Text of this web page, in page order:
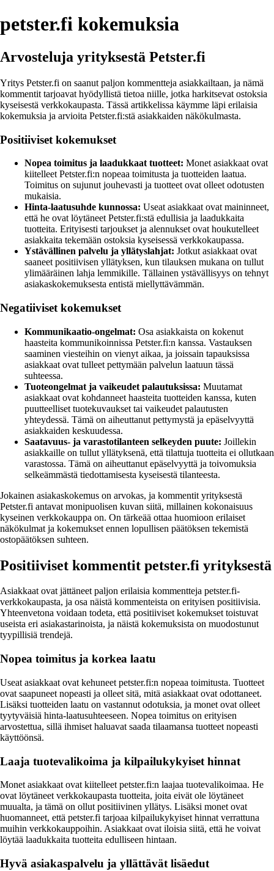
petster.fi kokemuksia
Arvosteluja yrityksestä Petster.fi
Yritys Petster.fi on saanut paljon kommentteja asiakkailtaan, ja nämä
kommentit tarjoavat hyödyllistä tietoa niille, jotka harkitsevat ostoksia
kyseisestä verkkokaupasta. Tässä artikkelissa käymme läpi erilaisia
kokemuksia ja arvioita Petster.fi:stä asiakkaiden näkökulmasta.
Positiiviset kokemukset
Nopea toimitus ja laadukkaat tuotteet: Monet asiakkaat ovat
kiitelleet Petster.fi:n nopeaa toimitusta ja tuotteiden laatua.
Toimitus on sujunut jouhevasti ja tuotteet ovat olleet odotusten
mukaisia.
Hinta-laatusuhde kunnossa: Useat asiakkaat ovat maininneet,
että he ovat löytäneet Petster.fi:stä edullisia ja laadukkaita
tuotteita. Erityisesti tarjoukset ja alennukset ovat houkutelleet
asiakkaita tekemään ostoksia kyseisessä verkkokaupassa.
Ystävällinen palvelu ja yllätyslahjat: Jotkut asiakkaat ovat
saaneet positiivisen yllätyksen, kun tilauksen mukana on tullut
ylimääräinen lahja lemmikille. Tällainen ystävällisyys on tehnyt
asiakaskokemuksesta entistä miellyttävämmän.
Negatiiviset kokemukset
Kommunikaatio-ongelmat: Osa asiakkaista on kokenut
haasteita kommunikoinnissa Petster.fi:n kanssa. Vastauksen
saaminen viesteihin on vienyt aikaa, ja joissain tapauksissa
asiakkaat ovat tulleet pettymään palvelun laatuun tässä
suhteessa.
Tuoteongelmat ja vaikeudet palautuksissa: Muutamat
asiakkaat ovat kohdanneet haasteita tuotteiden kanssa, kuten
puutteelliset tuotekuvaukset tai vaikeudet palautusten
yhteydessä. Tämä on aiheuttanut pettymystä ja epäselvyyttä
asiakkaiden keskuudessa.
Saatavuus- ja varastotilanteen selkeyden puute: Joillekin
asiakkaille on tullut yllätyksenä, että tilattuja tuotteita ei ollutkaan
varastossa. Tämä on aiheuttanut epäselvyyttä ja toivomuksia
selkeämmästä tiedottamisesta kyseisestä tilanteesta.
Jokainen asiakaskokemus on arvokas, ja kommentit yrityksestä
Petster.fi antavat monipuolisen kuvan siitä, millainen kokonaisuus
kyseinen verkkokauppa on. On tärkeää ottaa huomioon erilaiset
näkökulmat ja kokemukset ennen lopullisen päätöksen tekemistä
ostopäätöksen suhteen.
Positiiviset kommentit petster.fi yrityksestä
Asiakkaat ovat jättäneet paljon erilaisia kommentteja petster.fi-
verkkokaupasta, ja osa näistä kommenteista on erityisen positiivisia.
Yhteenvetona voidaan todeta, että positiiviset kokemukset toistuvat
useista eri asiakastarinoista, ja näistä kokemuksista on muodostunut
tyypillisiä trendejä.
Nopea toimitus ja korkea laatu
Useat asiakkaat ovat kehuneet petster.fi:n nopeaa toimitusta. Tuotteet
ovat saapuneet nopeasti ja olleet sitä, mitä asiakkaat ovat odottaneet.
Lisäksi tuotteiden laatu on vastannut odotuksia, ja monet ovat olleet
tyytyväisiä hinta-laatusuhteeseen. Nopea toimitus on erityisen
arvostettua, sillä ihmiset haluavat saada tilaamansa tuotteet nopeasti
käyttöönsä.
Laaja tuotevalikoima ja kilpailukykyiset hinnat
Monet asiakkaat ovat kiitelleet petster.fi:n laajaa tuotevalikoimaa. He
ovat löytäneet verkkokaupasta tuotteita, joita eivät ole löytäneet
muualta, ja tämä on ollut positiivinen yllätys. Lisäksi monet ovat
huomanneet, että petster.fi tarjoaa kilpailukykyiset hinnat verrattuna
muihin verkkokauppoihin. Asiakkaat ovat iloisia siitä, että he voivat
löytää laadukkaita tuotteita edulliseen hintaan.
Hyvä asiakaspalvelu ja yllättävät lisäedut